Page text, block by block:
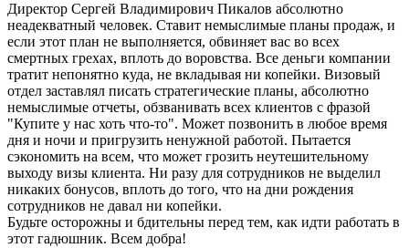
Директор Сергей Владимирович Пикалов абсолютно
неадекватный человек. Ставит немыслимые планы продаж, и
если этот план не выполняется, обвиняет вас во всех
смертных грехах, вплоть до воровства. Все деньги компании
тратит непонятно куда, не вкладывая ни копейки. Визовый
отдел заставлял писать стратегические планы, абсолютно
немыслимые отчеты, обзванивать всех клиентов с фразой
"Купите у нас хоть что-то". Может позвонить в любое время
дня и ночи и пригрузить ненужной работой. Пытается
сэкономить на всем, что может грозить неутешительному
выходу визы клиента. Ни разу для сотрудников не выделил
никаких бонусов, вплоть до того, что на дни рождения
сотрудников не давал ни копейки.
Будьте осторожны и бдительны перед тем, как идти работать в
этот гадюшник. Всем добра!